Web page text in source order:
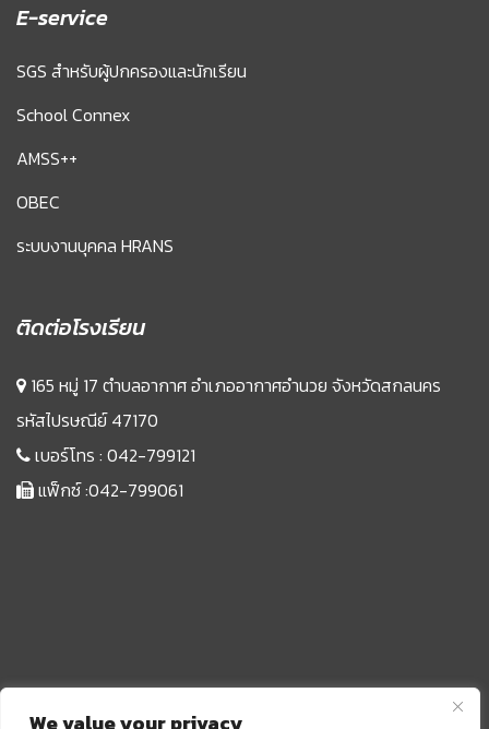
We value your privacy
E-service
SGS สำหรับผู้ปกครองและนักเรียน
School Connex
AMSS++
OBEC
ระบบงานบุคคล HRANS
ติดต่อโรงเรียน
165 หมู่ 17 ตำบลอากาศ อำเภออากาศอำนวย จังหวัดสกลนคร
รหัสไปรษณีย์ 47170
เบอร์โทร : 042-799121
แฟ็กซ์ :042-799061